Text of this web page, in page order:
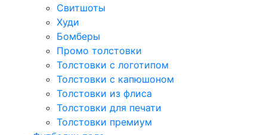
Свитшоты
Худи
Бомберы
Промо толстовки
Толстовки с логотипом
Толстовки с капюшоном
Толстовки из флиса
Толстовки для печати
Толстовки премиум